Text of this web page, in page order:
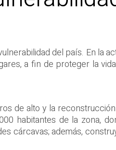
del país. En la
a fin de proteger la
de alto y la
habitantes de la zona,
cárcavas; además,